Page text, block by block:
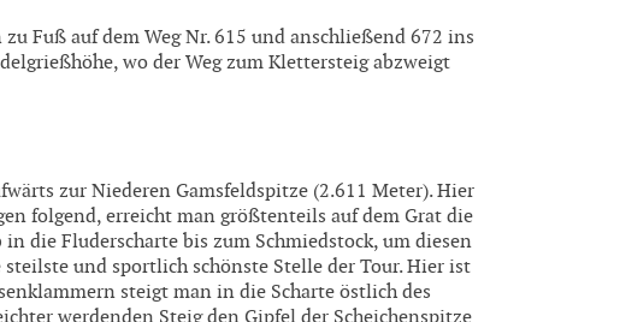
Fuß auf dem Weg Nr. 615 und anschließend 672 ins
wo der Weg zum Klettersteig abzweigt
zur Niederen Gamsfeldspitze (2.611 Meter). Hier
folgend, erreicht man größtenteils auf dem Grat die
die Fluderscharte bis zum Schmiedstock, um diesen
und sportlich schönste Stelle der Tour. Hier ist
steigt man in die Scharte östlich des